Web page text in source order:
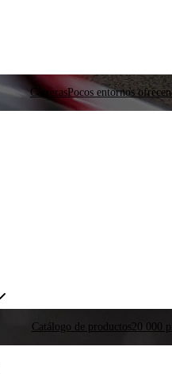
CarrerasPocos entornos
Catálogo de productos20 000